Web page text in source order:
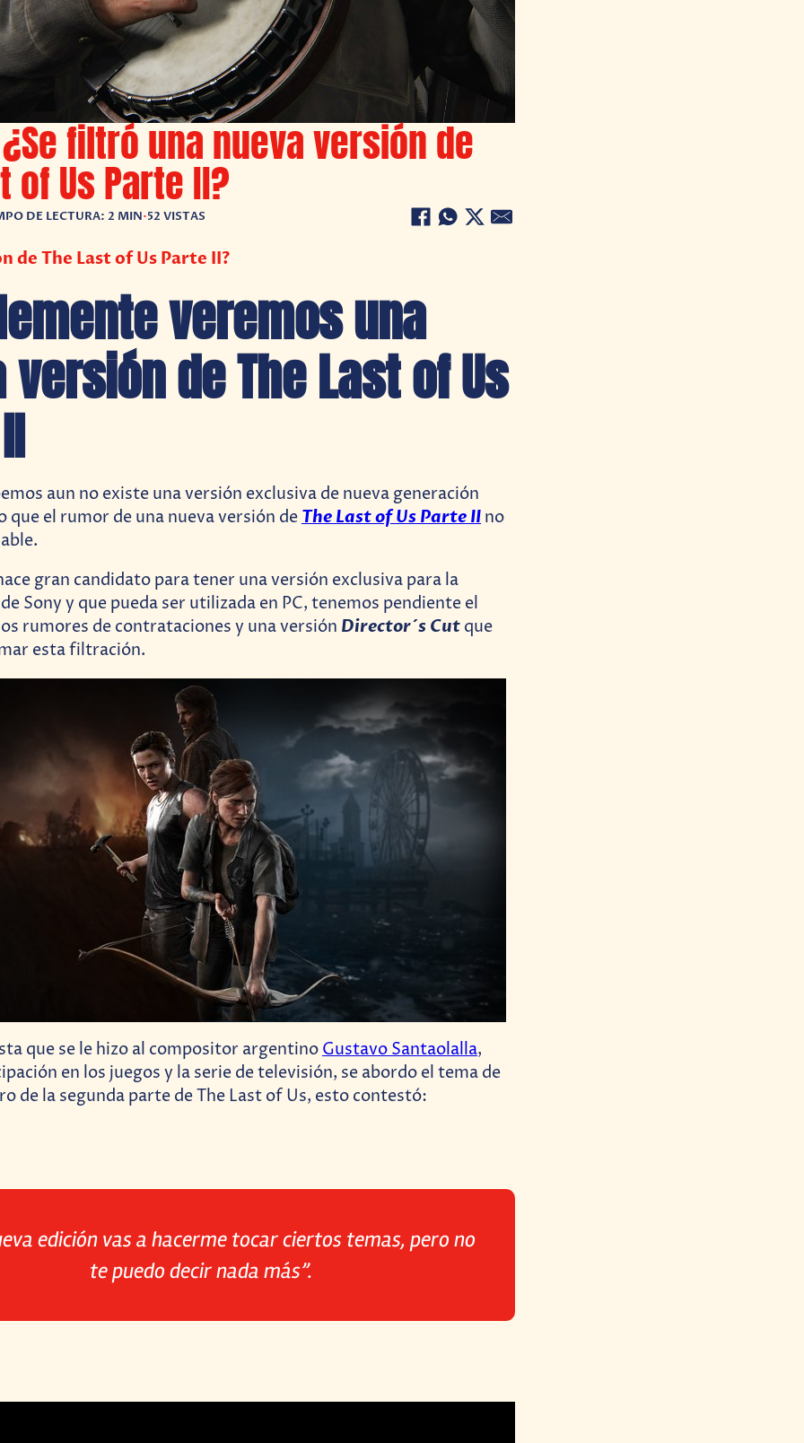
filtró una nueva versión de
of Us Parte II?
DE LECTURA: 2 MIN•52 VISTAS
de The Last of Us Parte II?
veremos una
versión de The Last of Us
aun no existe una versión exclusiva de nueva generación
que el rumor de una nueva versión deThe Last of Us Parte II no
gran candidato para tener una versión exclusiva para la
Sony y que pueda ser utilizada en PC, tenemos pendiente el
rumores de contrataciones y una versión Director´s Cut que
esta filtración.
que se le hizo al compositor argentinoGustavo Santaolalla,
en los juegos y la serie de televisión, se abordo el tema de
de la segunda parte de The Last of Us, esto contestó:
edición vas a hacerme tocar ciertos temas, pero no
te puedo decir nada más”.